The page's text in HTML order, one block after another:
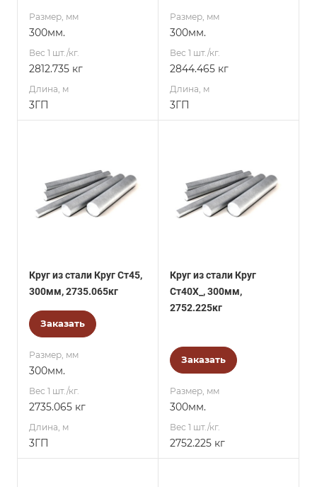
Размер, мм
300мм.
Вес 1 шт./кг.
2812.735 кг
Длина, м
3ГП
Размер, мм
300мм.
Вес 1 шт./кг.
2844.465 кг
Длина, м
3ГП
Круг из стали Круг Ст45,
300мм, 2735.065кг
Заказать
Размер, мм
300мм.
Вес 1 шт./кг.
2735.065 кг
Длина, м
3ГП
Круг из стали Круг
Ст40Х_, 300мм,
2752.225кг
Заказать
Размер, мм
300мм.
Вес 1 шт./кг.
2752.225 кг